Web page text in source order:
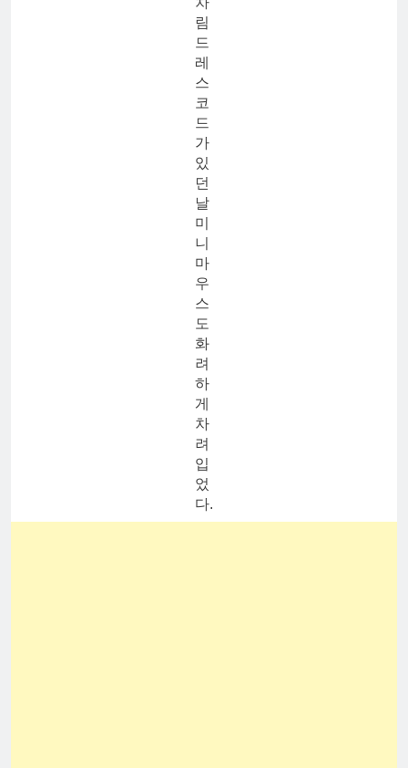
림
드
레
스
코
드
가
있
던
날
미
니
마
우
스
도
화
려
하
게
차
려
입
었
다.